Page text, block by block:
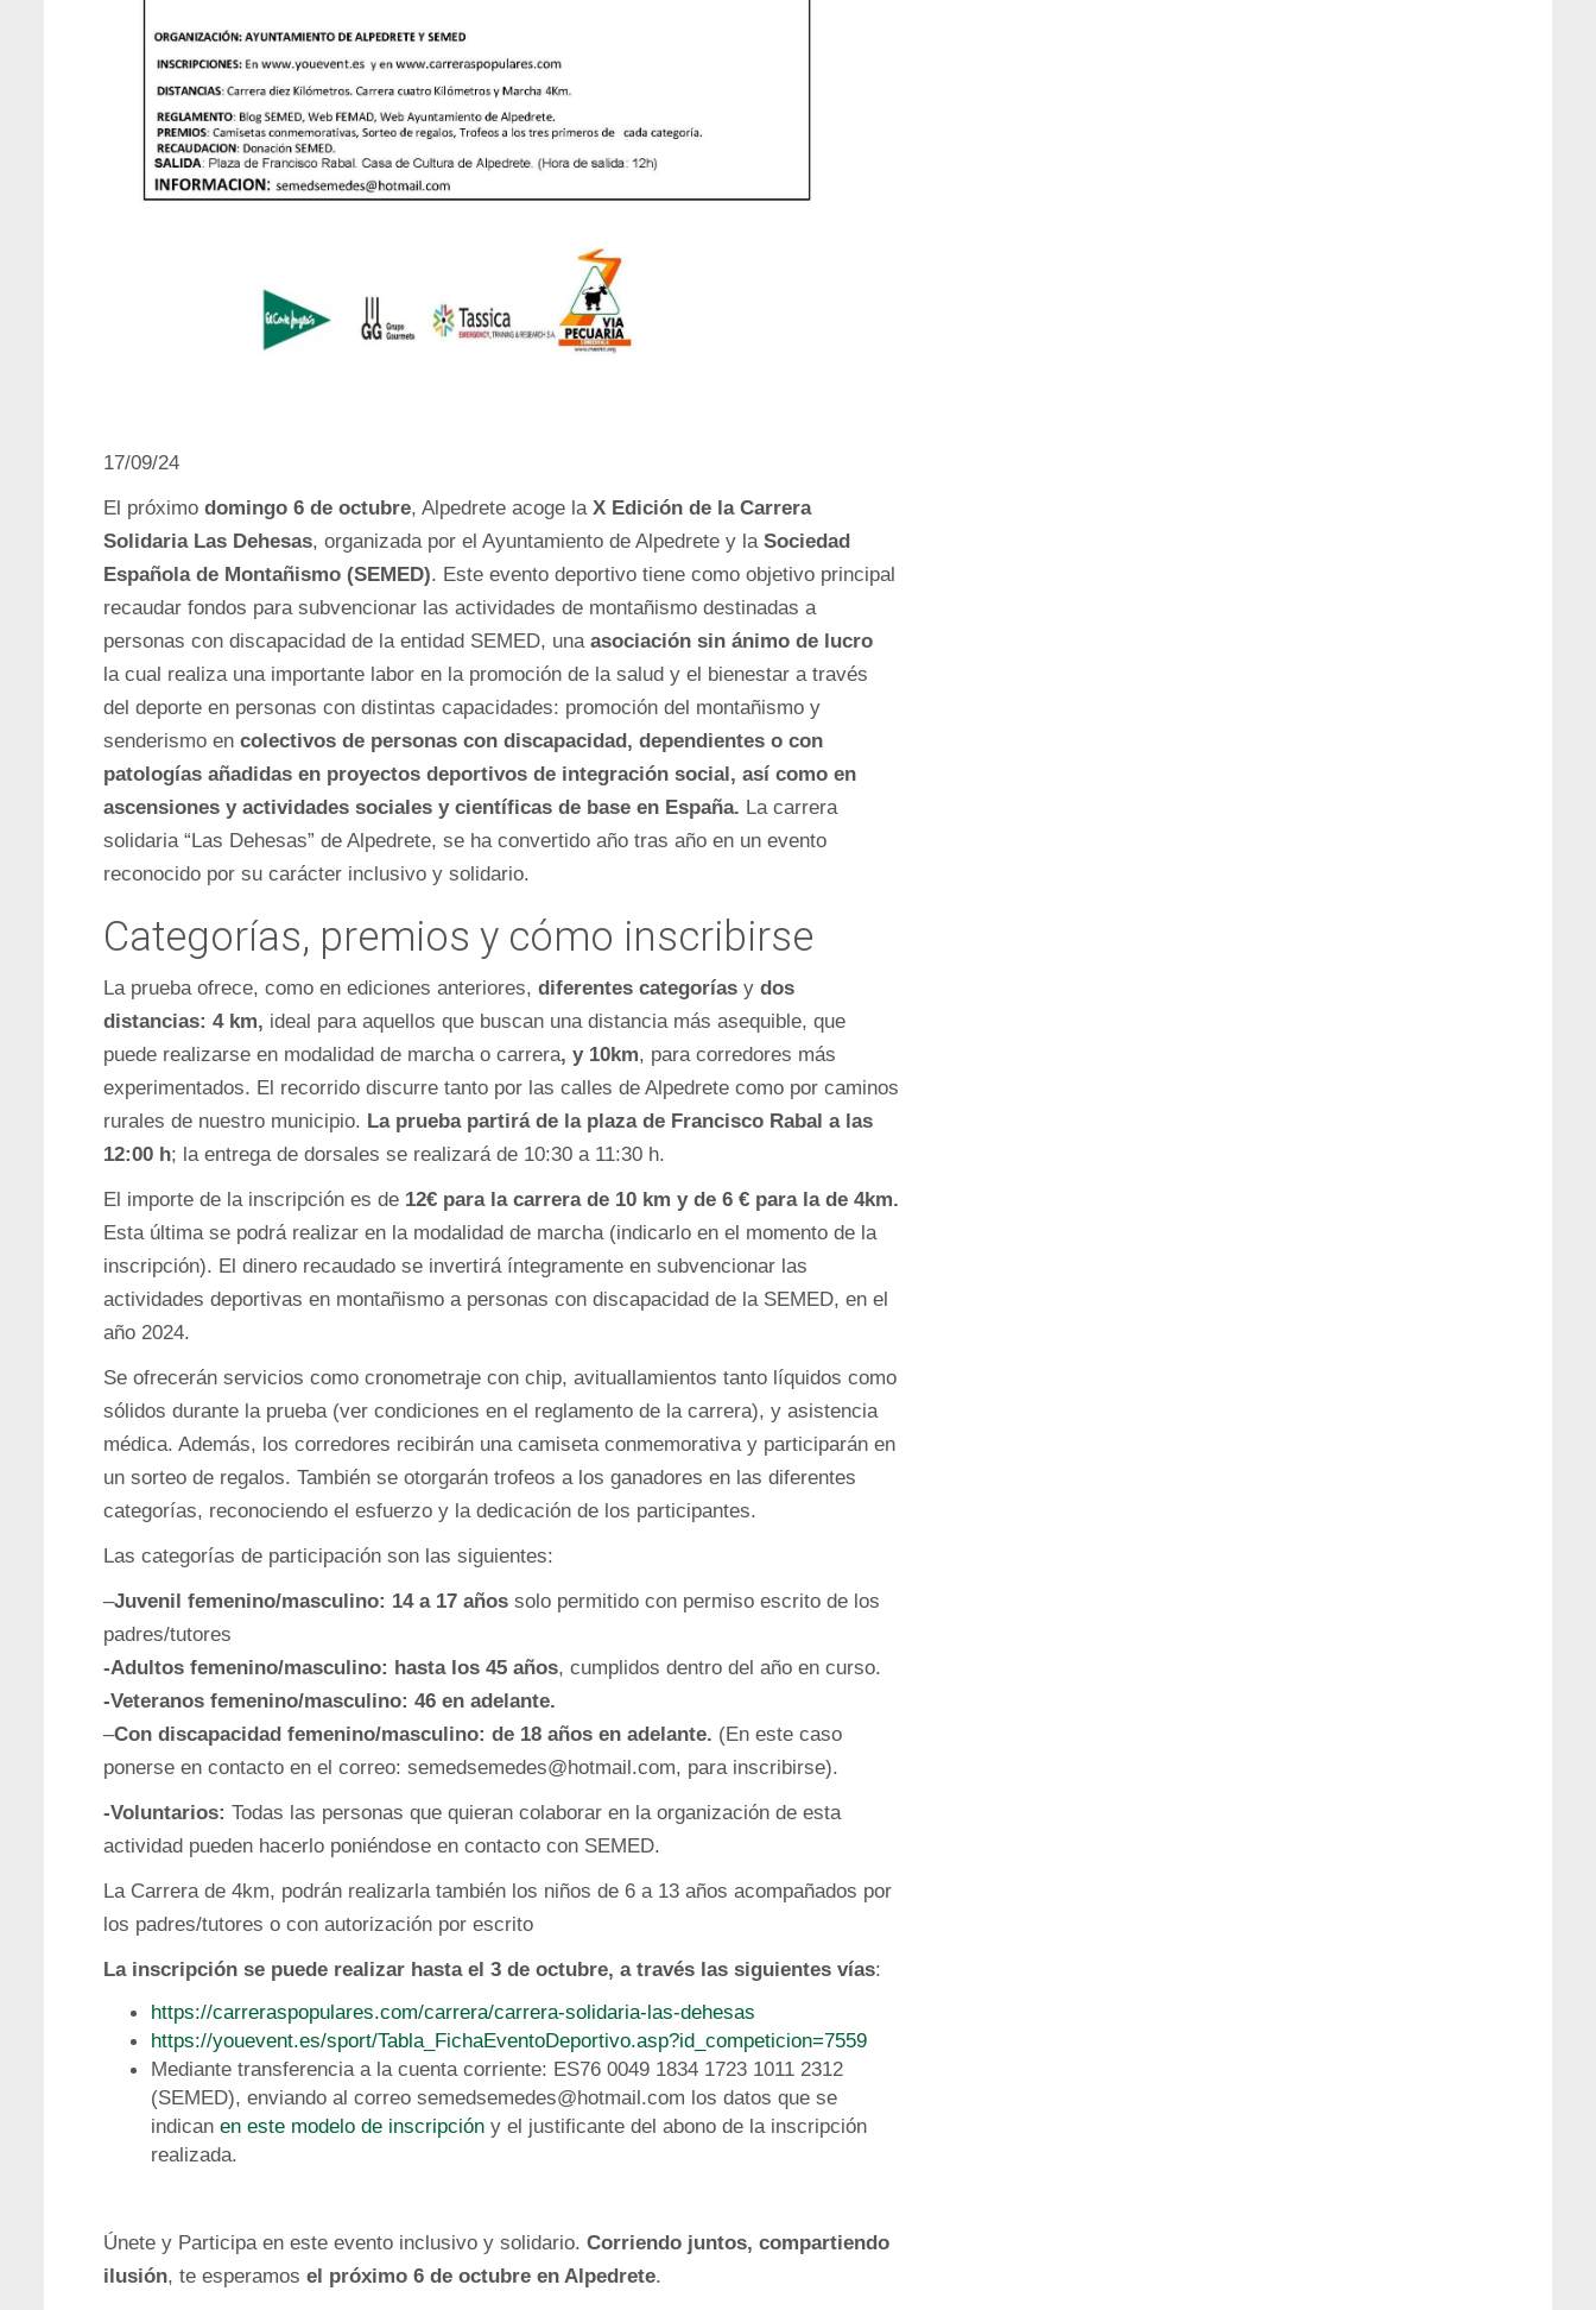
17/09/24
El próximo domingo 6 de octubre, Alpedrete acoge la X Edición de la Carrera
Solidaria Las Dehesas, organizada por el Ayuntamiento de Alpedrete y laSociedad
Española de Montañismo (SEMED). Este evento deportivo tiene como objetivo principal
recaudar fondos para subvencionar las actividades de montañismo destinadas a
personas con discapacidad de la entidad SEMED, una asociación sin ánimo de lucro
la cual realiza una importante labor en la promoción de la salud y el bienestar a través
del deporte en personas con distintas capacidades: promoción del montañismo y
senderismo en colectivos de personas con discapacidad, dependientes o con
patologías añadidas en proyectos deportivos de integración social, así como en
ascensiones y actividades sociales y científicas de base en España. La carrera
solidaria “Las Dehesas” de Alpedrete, se ha convertido año tras año en un evento
reconocido por su carácter inclusivo y solidario.
Categorías, premios y cómo inscribirse
La prueba ofrece, como en ediciones anteriores, diferentes categorías y dos
distancias: 4 km, ideal para aquellos que buscan una distancia más asequible, que
puede realizarse en modalidad de marcha o carrera, y 10km, para corredores más
experimentados. El recorrido discurre tanto por las calles de Alpedrete como por caminos
rurales de nuestro municipio. La prueba partirá de la plaza de Francisco Rabal a las
12:00 h; la entrega de dorsales se realizará de 10:30 a 11:30 h.
El importe de la inscripción es de 12€ para la carrera de 10 km y de 6 € para la de 4km.
Esta última se podrá realizar en la modalidad de marcha (indicarlo en el momento de la
inscripción). El dinero recaudado se invertirá íntegramente en subvencionar las
actividades deportivas en montañismo a personas con discapacidad de la SEMED, en el
año 2024.
Se ofrecerán servicios como cronometraje con chip, avituallamientos tanto líquidos como
sólidos durante la prueba (ver condiciones en el reglamento de la carrera), y asistencia
médica. Además, los corredores recibirán una camiseta conmemorativa y participarán en
un sorteo de regalos. También se otorgarán trofeos a los ganadores en las diferentes
categorías, reconociendo el esfuerzo y la dedicación de los participantes.
Las categorías de participación son las siguientes:
–Juvenil femenino/masculino: 14 a 17 años solo permitido con permiso escrito de los
padres/tutores
-Adultos femenino/masculino: hasta los 45 años, cumplidos dentro del año en curso.
-Veteranos femenino/masculino: 46 en adelante.
–Con discapacidad femenino/masculino: de 18 años en adelante. (En este caso
ponerse en contacto en el correo: semedsemedes@hotmail.com, para inscribirse).
-Voluntarios: Todas las personas que quieran colaborar en la organización de esta
actividad pueden hacerlo poniéndose en contacto con SEMED.
La Carrera de 4km, podrán realizarla también los niños de 6 a 13 años acompañados por
los padres/tutores o con autorización por escrito
La inscripción se puede realizar hasta el 3 de octubre, a través las siguientes vías:
https://carreraspopulares.com/carrera/carrera-solidaria-las-dehesas
https://youevent.es/sport/Tabla_FichaEventoDeportivo.asp?id_competicion=7559
Mediante transferencia a la cuenta corriente: ES76 0049 1834 1723 1011 2312
(SEMED), enviando al correo semedsemedes@hotmail.com los datos que se
indican en este modelo de inscripción y el justificante del abono de la inscripción
realizada.
Únete y Participa en este evento inclusivo y solidario. Corriendo juntos, compartiendo
ilusión, te esperamos el próximo 6 de octubre en Alpedrete.